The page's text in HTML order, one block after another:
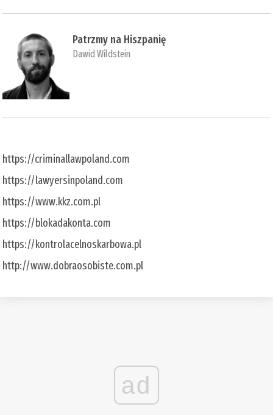
Patrzmy na Hiszpanię
Dawid Wildstein
https://criminallawpoland.com
https://lawyersinpoland.com
https://www.kkz.com.pl
https://blokadakonta.com
https://kontrolacelnoskarbowa.pl
http://www.dobraosobiste.com.pl
ad